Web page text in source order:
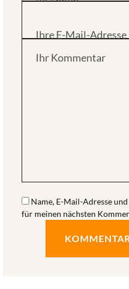
Ihr Kommentar
Ihre E-Mail-Adresse
Name, E-Mail-Adresse
für meinen nächsten